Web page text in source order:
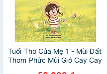
Tuổi Thơ Của Mẹ 1 - Mùi Đất
Thơm Phức Mùi Gió Cay Cay